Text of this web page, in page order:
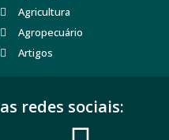
Agricultura
Agropecuário
Artigos
redes sociais: